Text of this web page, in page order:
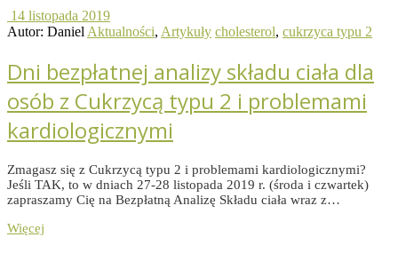
14 listopada 2019
Autor: Daniel Aktualności, Artykuły cholesterol, cukrzyca typu 2
Dni bezpłatnej analizy składu ciała dla
osób z Cukrzycą typu 2 i problemami
kardiologicznymi
Zmagasz się z Cukrzycą typu 2 i problemami kardiologicznymi?
Jeśli TAK, to w dniach 27-28 listopada 2019 r. (środa i czwartek)
zapraszamy Cię na Bezpłatną Analizę Składu ciała wraz z…
Więcej